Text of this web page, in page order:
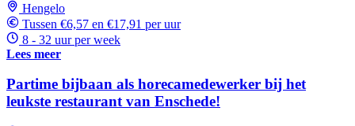
Hengelo
Tussen €6,57 en €17,91 per uur
8 - 32 uur per week
Lees meer
Partime bijbaan als horecamedewerker bij het
leukste restaurant van Enschede!